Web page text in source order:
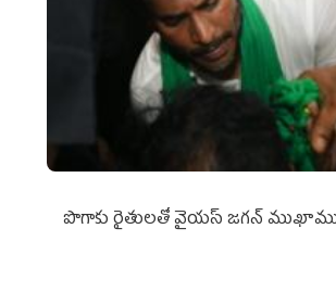
పొగాకు రైతుల‌తో వైయ‌స్ జ‌గ‌న్